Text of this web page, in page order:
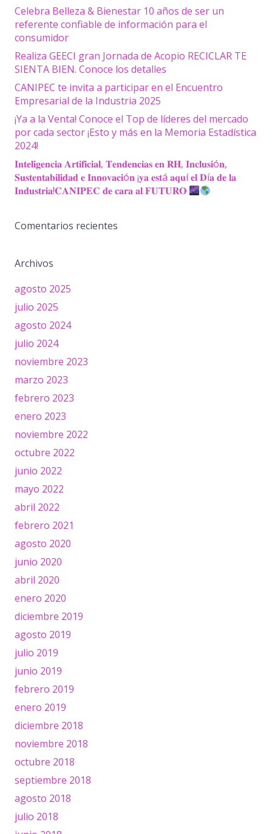
Celebra Belleza & Bienestar 10 años de ser un
referente confiable de información para el
consumidor
Realiza GEECI gran Jornada de Acopio RECICLAR TE
SIENTA BIEN. Conoce los detalles
CANIPEC te invita a participar en el Encuentro
Empresarial de la Industria 2025
¡Ya a la Venta! Conoce el Top de líderes del mercado
por cada sector ¡Esto y más en la Memoria Estadística
2024!
𝐈𝐧𝐭𝐞𝐥𝐢𝐠𝐞𝐧𝐜𝐢𝐚 𝐀𝐫𝐭𝐢𝐟𝐢𝐜𝐢𝐚𝐥, 𝐓𝐞𝐧𝐝𝐞𝐧𝐜𝐢𝐚𝐬 𝐞𝐧 𝐑𝐇, 𝐈𝐧𝐜𝐥𝐮𝐬𝐢ó𝐧,
𝐒𝐮𝐬𝐭𝐞𝐧𝐭𝐚𝐛𝐢𝐥𝐢𝐝𝐚𝐝 𝐞 𝐈𝐧𝐧𝐨𝐯𝐚𝐜𝐢ó𝐧 ¡𝐲𝐚 𝐞𝐬𝐭á 𝐚𝐪𝐮í 𝐞𝐥 𝐃í𝐚 𝐝𝐞 𝐥𝐚
𝐈𝐧𝐝𝐮𝐬𝐭𝐫𝐢𝐚!𝐂𝐀𝐍𝐈𝐏𝐄𝐂 𝐝𝐞 𝐜𝐚𝐫𝐚 𝐚𝐥 𝐅𝐔𝐓𝐔𝐑𝐎
Comentarios recientes
Archivos
agosto 2025
julio 2025
agosto 2024
julio 2024
noviembre 2023
marzo 2023
febrero 2023
enero 2023
noviembre 2022
octubre 2022
junio 2022
mayo 2022
abril 2022
febrero 2021
agosto 2020
junio 2020
abril 2020
enero 2020
diciembre 2019
agosto 2019
julio 2019
junio 2019
febrero 2019
enero 2019
diciembre 2018
noviembre 2018
octubre 2018
septiembre 2018
agosto 2018
julio 2018